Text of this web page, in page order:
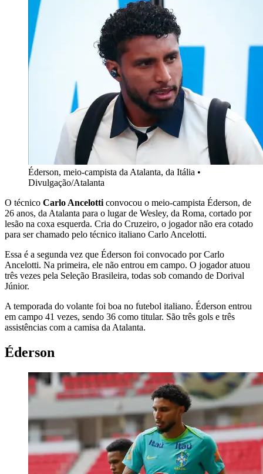
Éderson, meio-campista da Atalanta, da Itália •
Divulgação/Atalanta
O técnico Carlo Ancelotti convocou o meio-campista Éderson, de
26 anos, da Atalanta para o lugar de Wesley, da Roma, cortado por
lesão na coxa esquerda. Cria do Cruzeiro, o jogador não era cotado
para ser chamado pelo técnico italiano Carlo Ancelotti.
Essa é a segunda vez que Éderson foi convocado por Carlo
Ancelotti. Na primeira, ele não entrou em campo. O jogador atuou
três vezes pela Seleção Brasileira, todas sob comando de Dorival
Júnior.
A temporada do volante foi boa no futebol italiano. Éderson entrou
em campo 41 vezes, sendo 36 como titular. São três gols e três
assistências com a camisa da Atalanta.
Éderson